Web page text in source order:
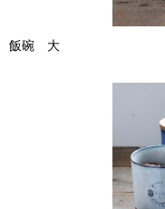
飯碗 大